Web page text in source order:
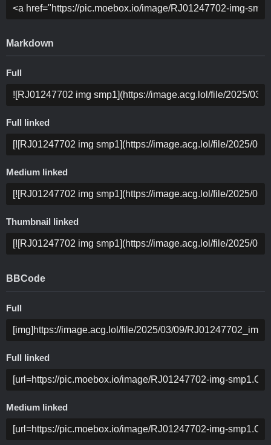
Markdown
Full
Full linked
Medium linked
Thumbnail linked
BBCode
Full
Full linked
Medium linked